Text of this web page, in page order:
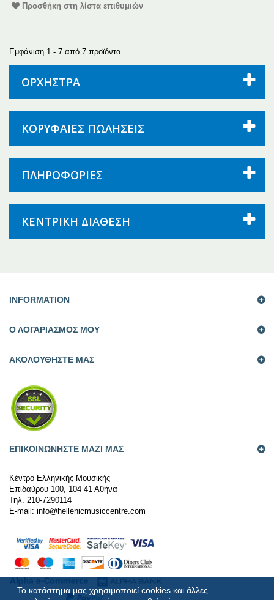
Προσθήκη στη λίστα επιθυμιών
Εμφάνιση 1 - 7 από 7 προϊόντα
ΟΡΧΉΣΤΡΑ
ΚΟΡΥΦΑΙΕΣ ΠΩΛΗΣΕΙΣ
ΠΛΗΡΟΦΟΡΙΕΣ
ΚΕΝΤΡΙΚΗ ΔΙΑΘΕΣΗ
INFORMATION
Ο ΛΟΓΑΡΙΑΣΜΟΣ ΜΟΥ
AΚΟΛΟΥΘΗΣΤΕ ΜΑΣ
ΕΠΙΚΟΙΝΩΝΗΣΤΕ ΜΑΖΙ ΜΑΣ
Κέντρο Ελληνικής Μουσικής
Επιδαύρου 100, 104 41 Αθήνα
Τηλ. 210-7290114
Ε-mail: info@hellenicmusiccentre.com
Το κατάστημα μας χρησιμοποιεί cookies και άλλες